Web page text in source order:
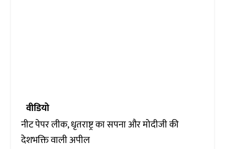
वीडियो
नीट पेपर लीक, धृतराष्ट्र का सपना और मोदीजी की
देशभक्ति वाली अपील